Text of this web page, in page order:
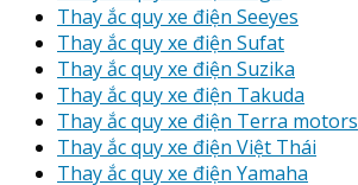
Thay ắc quy xe điện Seeyes
Thay ắc quy xe điện Sufat
Thay ắc quy xe điện Suzika
Thay ắc quy xe điện Takuda
Thay ắc quy xe điện Terra motors
Thay ắc quy xe điện Việt Thái
Thay ắc quy xe điện Yamaha